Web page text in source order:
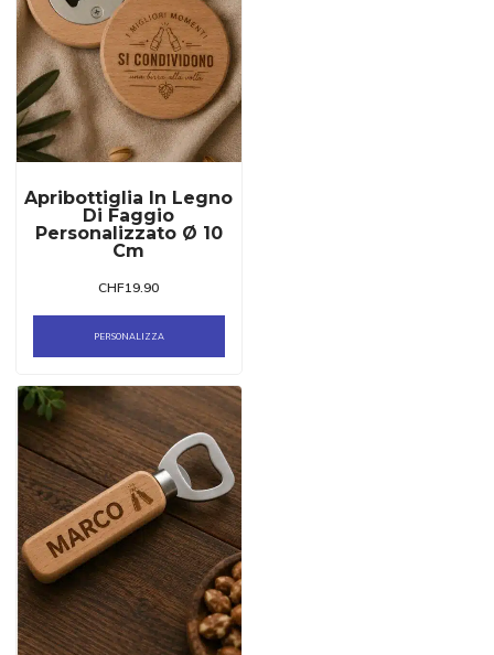
Apribottiglia In Legno
Di Faggio
Personalizzato Ø 10
Cm
CHF19.90
PERSONALIZZA